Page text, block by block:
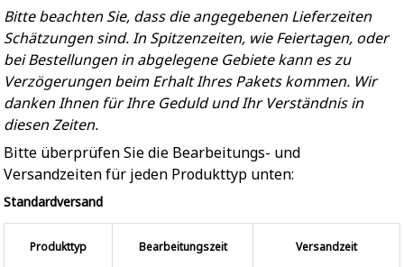
Bitte beachten Sie, dass die angegebenen Lieferzeiten
Schätzungen sind. In Spitzenzeiten, wie Feiertagen, oder
bei Bestellungen in abgelegene Gebiete kann es zu
Verzögerungen beim Erhalt Ihres Pakets kommen. Wir
danken Ihnen für Ihre Geduld und Ihr Verständnis in
diesen Zeiten.
Bitte überprüfen Sie die Bearbeitungs- und
Versandzeiten für jeden Produkttyp unten:
Standardversand
Produkttyp Bearbeitungszeit Versandzeit